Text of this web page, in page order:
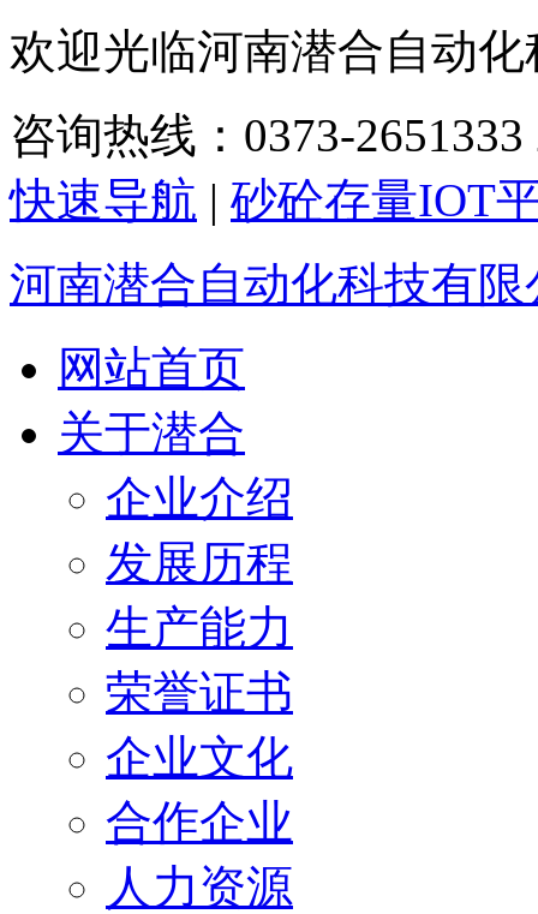
欢迎光临河南潜合自动
咨询热线：0373-2651333
快速导航 | 砂砼存量IOT
河南潜合自动化科技有限
网站首页
关于潜合
企业介绍
发展历程
生产能力
荣誉证书
企业文化
合作企业
人力资源